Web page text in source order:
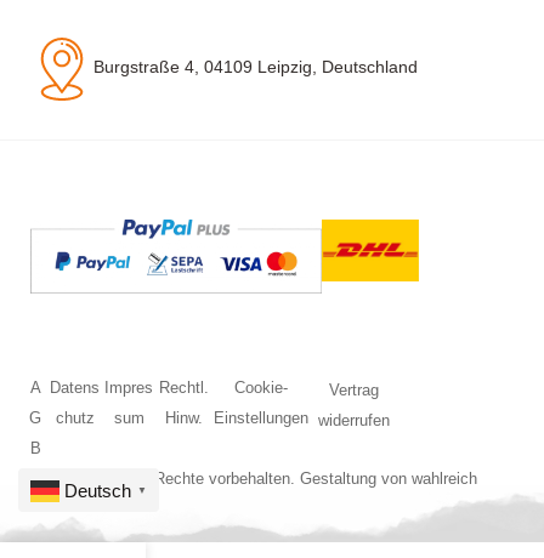
Burgstraße 4, 04109 Leipzig, Deutschland
© 2026 Alle Rechte vorbehalten. Gestaltung von wahlreich
A
G
B
Datens
chutz
Impres
sum
Rechtl.
Hinw.
Cookie-
Einstellungen
Vertrag
widerrufen
Deutsch ▼